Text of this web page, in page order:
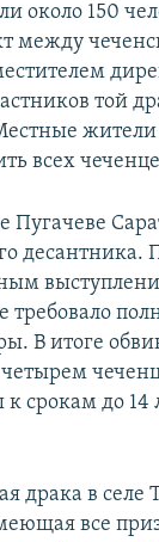
около 150
между
той
всех
Пугачеве
десантника.
требовало
В итоге
срокам до 14
драка в селе
все